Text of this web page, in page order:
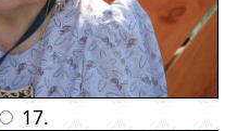
17.